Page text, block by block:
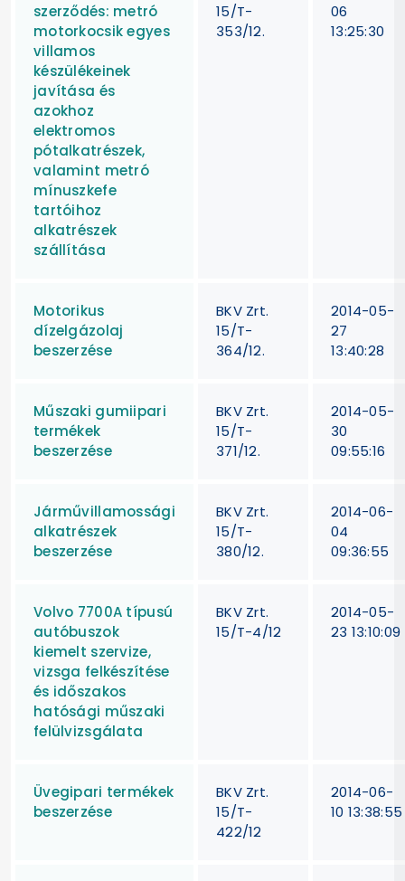
szerződés: metró
motorkocsik egyes
villamos
készülékeinek
javítása és
azokhoz
elektromos
pótalkatrészek,
valamint metró
mínuszkefe
tartóihoz
alkatrészek
szállítása
15/T-
353/12.
06
13:25:30
Motorikus
dízelgázolaj
beszerzése
BKV Zrt.
15/T-
364/12.
2014-05-
27
13:40:28
Műszaki gumiipari
termékek
beszerzése
BKV Zrt.
15/T-
371/12.
2014-05-
30
09:55:16
Járművillamossági
alkatrészek
beszerzése
BKV Zrt.
15/T-
380/12.
2014-06-
04
09:36:55
Volvo 7700A típusú
autóbuszok
kiemelt szervize,
vizsga felkészítése
és időszakos
hatósági műszaki
felülvizsgálata
BKV Zrt.
15/T-4/12
2014-05-
23 13:10:09
Üvegipari termékek
beszerzése
BKV Zrt.
15/T-
422/12
2014-06-
10 13:38:55